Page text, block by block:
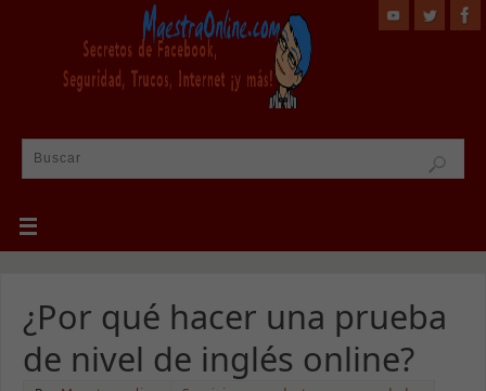
¿Por qué hacer una prueba
de nivel de inglés online?